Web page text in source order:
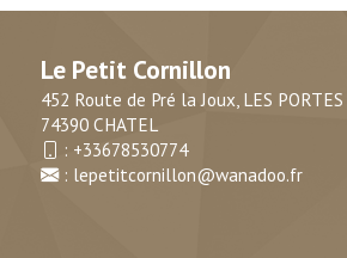
Le Petit Cornillon
452 Route de Pré la Joux, LES
74390 CHATEL
: +33678530774
: lepetitcornillon@wanadoo.fr